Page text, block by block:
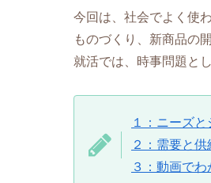
今回は、社会でよく使
ものづくり、新商品の
就活では、時事問題と
１：ニーズ
２：需要と供
３：動画で